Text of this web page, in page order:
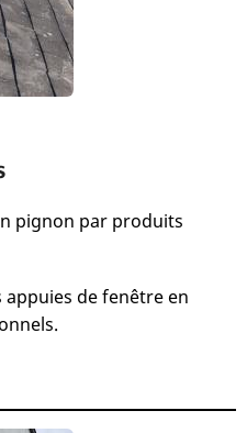
pignon par produits
de fenêtre en